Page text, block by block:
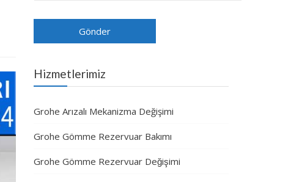
Hizmetlerimiz
Grohe Arızalı Mekanizma Değişimi
Grohe Gömme Rezervuar Bakımı
Grohe Gömme Rezervuar Değişimi